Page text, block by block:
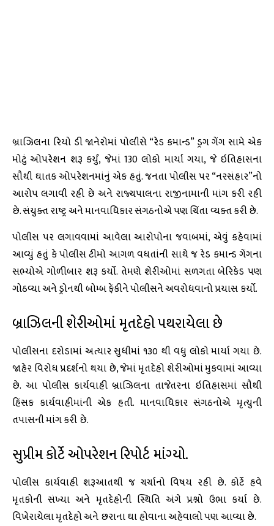
બ્રાઝિલના રિયો ડી જાનેરોમાં પોલીસે “રેડ કમાન્ડ” ડ્રગ ગેંગ સામે એક
મોટું ઓપરેશન શરૂ કર્યું, જેમાં 130 લોકો માર્યા ગયા, જે ઇતિહાસના
સૌથી ઘાતક ઓપરેશનમાંનું એક હતું. જનતા પોલીસ પર “નરસંહાર”નો
આરોપ લગાવી રહી છે અને રાજ્યપાલના રાજીનામાની માંગ કરી રહી
છે. સંયુક્ત રાષ્ટ્ર અને માનવાધિકાર સંગઠનોએ પણ ચિંતા વ્યક્ત કરી છે.
પોલીસ પર લગાવવામાં આવેલા આરોપોના જવાબમાં, એવું કહેવામાં
આવ્યું હતું કે પોલીસ ટીમો આગળ વધતાંની સાથે જ રેડ કમાન્ડ ગેંગના
સભ્યોએ ગોળીબાર શરૂ કર્યો. તેમણે શેરીઓમાં સળગતા બેરિકેડ પણ
ગોઠવ્યા અને ડ્રોનથી બોમ્બ ફેંકીને પોલીસને અવરોધવાનો પ્રયાસ કર્યો.
બ્રાઝિલની શેરીઓમાં મૃતદેહો પથરાયેલા છે
પોલીસના દરોડામાં અત્યાર સુધીમાં ૧૩૦ થી વધુ લોકો માર્યા ગયા છે.
જાહેર વિરોધ પ્રદર્શનો થયા છે, જેમાં મૃતદેહો શેરીઓમાં મુકવામાં આવ્યા
છે. આ પોલીસ કાર્યવાહી બ્રાઝિલના તાજેતરના ઇતિહાસમાં સૌથી
હિંસક કાર્યવાહીમાંની એક હતી. માનવાધિકાર સંગઠનોએ મૃત્યુની
તપાસની માંગ કરી છે.
સુપ્રીમ કોર્ટે ઓપરેશન રિપોર્ટ માંગ્યો.
પોલીસ કાર્યવાહી શરૂઆતથી જ ચર્ચાનો વિષય રહી છે. કોર્ટે હવે
મૃતકોની સંખ્યા અને મૃતદેહોની સ્થિતિ અંગે પ્રશ્નો ઉભા કર્યા છે.
વિખેરાયેલા મૃતદેહો અને છરાના ઘા હોવાના અહેવાલો પણ આવ્યા છે.